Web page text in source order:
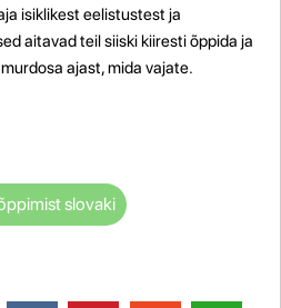
isiklikest eelistustest ja
aitavad teil siiski kiiresti õppida ja
ajast, mida vajate.
slovaki